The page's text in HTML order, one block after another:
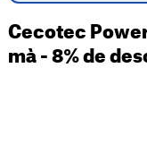
Cecotec
mà - 8% de